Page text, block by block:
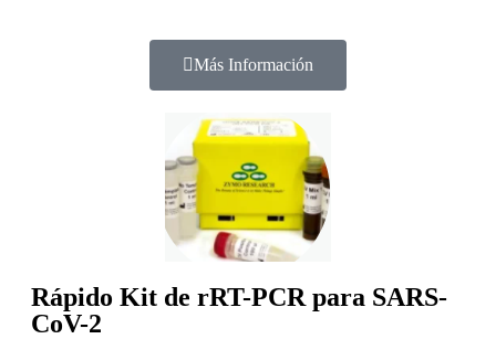
Más Información
Rápido Kit de rRT-PCR para SARS-
CoV-2